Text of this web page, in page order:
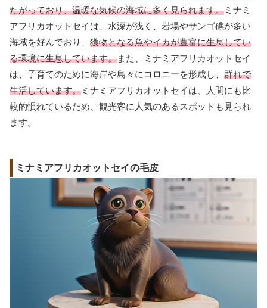
たがっており、温暖な気候の海域に多く見られます。ミナミ
アフリカオットセイは、水深が浅く、岩場やサンゴ礁が多い
海域を好んでおり、 獲物となる魚やイカが豊富に生息してい
る環境に生息しています。また、ミナミアフリカオットセイ
は、子育てのために海岸や島々にコロニーを形成し、 群れで
生活しています。ミナミアフリカオットセイは、人間にも比
較的慣れているため、観光客に人気のあるスポットも見られ
ます。
ミナミアフリカオットセイの毛皮